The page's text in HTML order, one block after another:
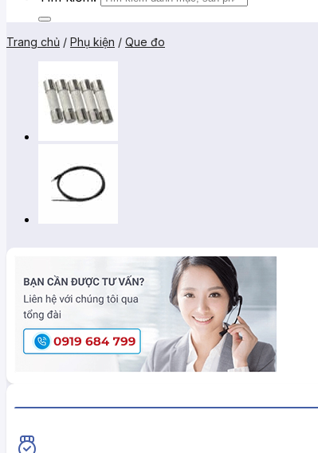
Trang chủ / Phụ kiện / Que đo